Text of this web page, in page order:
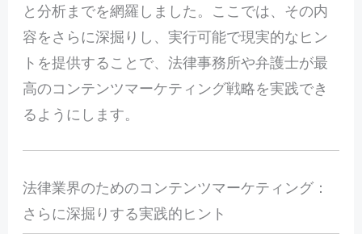
と分析までを網羅しました。ここでは、その内
容をさらに深掘りし、実行可能で現実的なヒン
トを提供することで、法律事務所や弁護士が最
高のコンテンツマーケティング戦略を実践でき
るようにします。
法律業界のためのコンテンツマーケティング：
さらに深掘りする実践的ヒント